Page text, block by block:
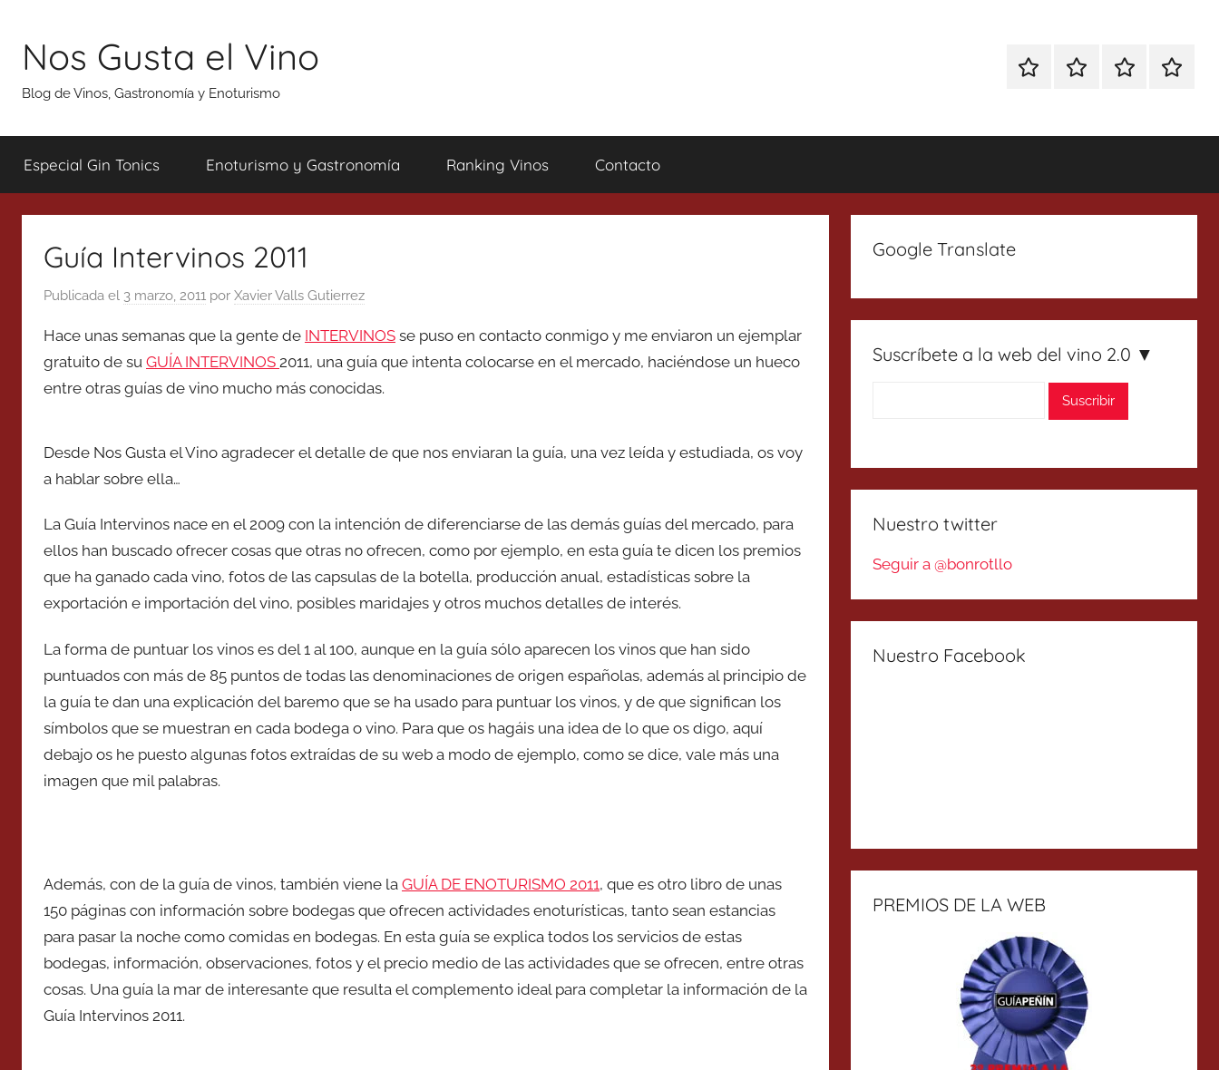
contenido
Nos Gusta el Vino
Blog de Vinos, Gastronomía y Enoturismo
EspecialEnoturismoRanking
Especial Gin Tonics Enoturismo y Gastronomía Ranking Vinos Contacto
Guía Intervinos 2011
Publicada el 3 marzo, 2011 por Xavier Valls Gutierrez
Hace unas semanas que la gente de INTERVINOS se puso en contacto conmigo y me enviaron un ejemplar
gratuito de su GUÍA INTERVINOS 2011, una guía que intenta colocarse en el mercado, haciéndose un hueco
entre otras guías de vino mucho más conocidas.
Desde Nos Gusta el Vino agradecer el detalle de que nos enviaran la guía, una vez leída y estudiada, os voy
a hablar sobre ella…
La Guía Intervinos nace en el 2009 con la intención de diferenciarse de las demás guías del mercado, para
ellos han buscado ofrecer cosas que otras no ofrecen, como por ejemplo, en esta guía te dicen los premios
que ha ganado cada vino, fotos de las capsulas de la botella, producción anual, estadísticas sobre la
exportación e importación del vino, posibles maridajes y otros muchos detalles de interés.
La forma de puntuar los vinos es del 1 al 100, aunque en la guía sólo aparecen los vinos que han sido
puntuados con más de 85 puntos de todas las denominaciones de origen españolas, además al principio de
la guía te dan una explicación del baremo que se ha usado para puntuar los vinos, y de que significan los
símbolos que se muestran en cada bodega o vino. Para que os hagáis una idea de lo que os digo, aquí
debajo os he puesto algunas fotos extraídas de su web a modo de ejemplo, como se dice, vale más una
imagen que mil palabras.
Además, con de la guía de vinos, también viene la GUÍA DE ENOTURISMO 2011, que es otro libro de unas
150 páginas con información sobre bodegas que ofrecen actividades enoturísticas, tanto sean estancias
para pasar la noche como comidas en bodegas. En esta guía se explica todos los servicios de estas
bodegas, información, observaciones, fotos y el precio medio de las actividades que se ofrecen, entre otras
cosas. Una guía la mar de interesante que resulta el complemento ideal para completar la información de la
Guía Intervinos 2011.
Google Translate
Suscríbete a la web del vino 2.0 ▼
Nuestro twitter
Seguir a @bonrotllo
Nuestro Facebook
PREMIOS DE LA WEB